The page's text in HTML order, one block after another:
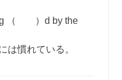
（ ）d by the
は慣れている。